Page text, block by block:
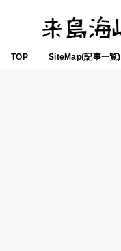
TOP SiteMap(記事一覧)